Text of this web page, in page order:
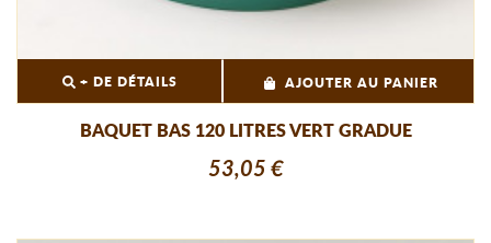
+ DE DÉTAILS AJOUTER AU PANIER
BAQUET BAS 120 LITRES VERT GRADUE
53,05 €